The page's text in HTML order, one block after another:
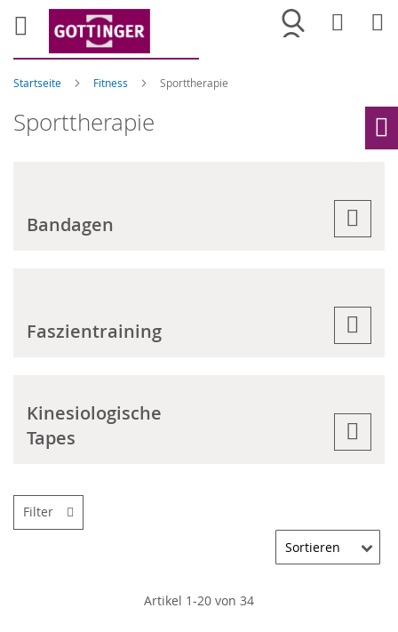
Merkliste
Startseite Fitness Sporttherapie
Sporttherapie
Bandagen
Faszientraining
Kinesiologische
Tapes
Artikel 1-20 von 34
Filter